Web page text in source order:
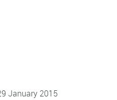
January 2015